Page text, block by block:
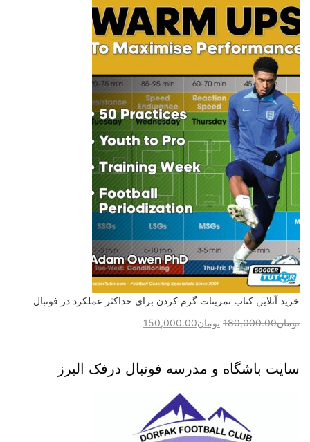
خرید آنلاین کتاب تمرینات گرم کردن برای حداکثر عملکرد در فوتبال
تومان180,000.00 تومان150,000.00
سایت باشگاه و مدرسه فوتبال درفک البرز